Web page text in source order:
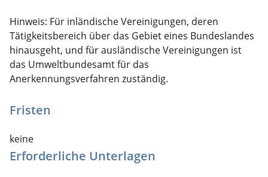
Hinweis: Für inländische Vereinigungen, deren
Tätigkeitsbereich über das Gebiet eines Bundeslandes
hinausgeht, und für ausländische Vereinigungen ist
das Umweltbundesamt für das
Anerkennungsverfahren zuständig.
Fristen
keine
Erforderliche Unterlagen